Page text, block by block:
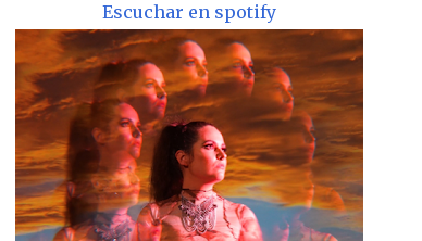
Escuchar en spotify